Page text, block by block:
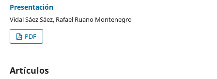
Presentación
Vidal Sáez Sáez, Rafael Ruano Montenegro
PDF
Artículos